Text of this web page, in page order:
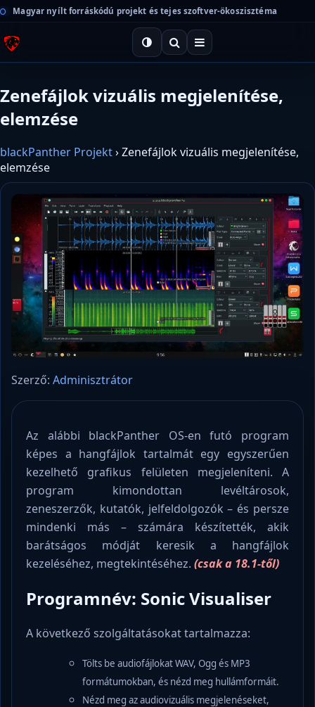
Magyar nyílt forráskódú projekt és tejes szoftver-ökoszisztéma
Zenefájlok vizuális megjelenítése,
elemzése
blackPanther Projekt›Zenefájlok vizuális megjelenítése,
elemzése
Szerző: Adminisztrátor
Az alábbi blackPanther OS-en futó program
képes a hangfájlok tartalmát egy egyszerűen
kezelhető grafikus felületen megjeleníteni. A
program kimondottan levéltárosok,
zeneszerzők, kutatók, jelfeldolgozók – és persze
mindenki más – számára készítették, akik
barátságos módját keresik a hangfájlok
kezeléséhez, megtekintéséhez. (csak a 18.1-től)
Programnév: Sonic Visualiser
A következő szolgáltatásokat tartalmazza:
Tölts be audiofájlokat WAV, Ogg és MP3
formátumokban, és nézd meg hullámformáit.
Nézd meg az audiovizuális megjelenéseket,